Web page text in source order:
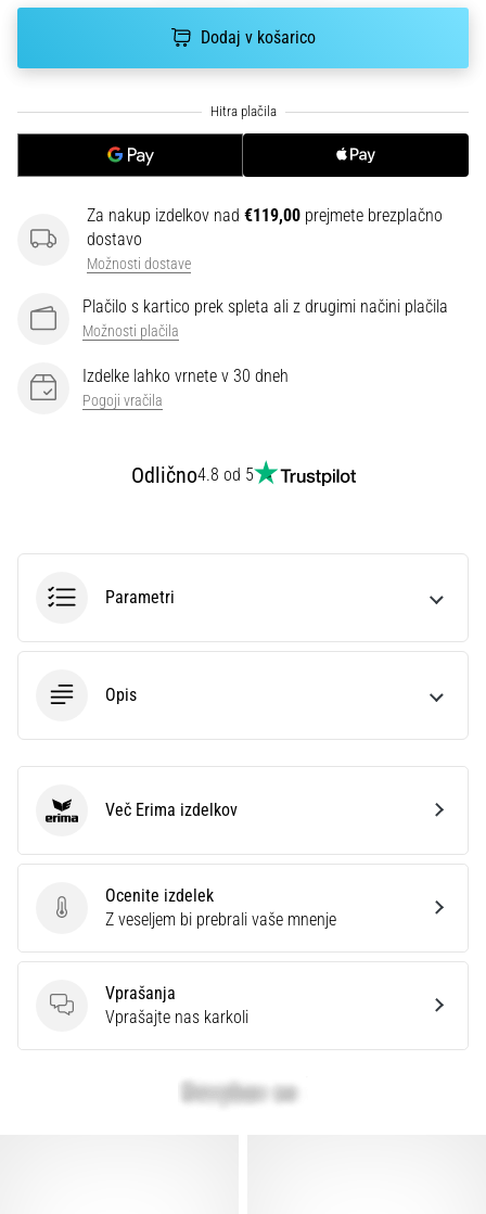
Kako…
6. 8. 2026
7 min. branja
Tekaško
koleno:
zdravljenje
in
preventiva
Tekaško
koleno,
pogosta
težava,
katero
vse
Dodaj v košarico
Za nakup izdelkov nad €119,00 prejmete brezplačno
dostavo
Možnosti dostave
Plačilo s kartico prek spleta ali z drugimi načini plačila
Možnosti plačila
Izdelke lahko vrnete v 30 dneh
Pogoji vračila
Odlično4.8 od 5
Parametri
Opis
Ocenite izdelek
Ocenite izdelek
Z veseljem bi prebrali vaše mnenje
Vprašanja
Vprašanja
Vprašajte nas karkoli
Erima Več Erima izdelkov